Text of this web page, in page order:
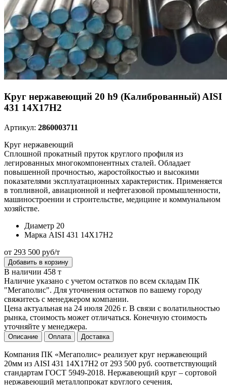
Круг нержавеющий 20 h9 (Калиброванный) AISI
431 14Х17Н2
Артикул: 2860003711
Круг нержавеющий
Сплошной прокатный пруток круглого профиля из
легированных многокомпонентных сталей. Обладает
повышенной прочностью, жаростойкостью и высокими
показателями эксплуатационных характеристик. Применяется
в топливной, авиационной и нефтегазовой промышленности,
машиностроении и строительстве, медицине и коммунальном
хозяйстве.
Диаметр 20
Марка AISI 431 14Х17Н2
от 293 500 руб/т
Добавить в корзину
В наличии 458 т
Наличие указано с учетом остатков по всем складам ПК
"Мегаполис". Для уточнения остатков по вашему городу
свяжитесь с менеджером компании.
Цена актуальная на 24 июля 2026 г. В связи с волатильностью
рынка, стоимость может отличаться. Конечную стоимость
уточняйте у менеджера.
Описание Оплата Доставка
Компания ПК «Мегаполис» реализует круг нержавеющий
20мм из AISI 431 14Х17Н2 от 293 500 руб. соответствующий
стандартам ГОСТ 5949-2018. Нержавеющий круг – сортовой
нержавеющий металлопрокат круглого сечения,